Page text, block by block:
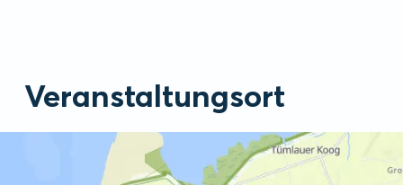
Veranstaltungsort